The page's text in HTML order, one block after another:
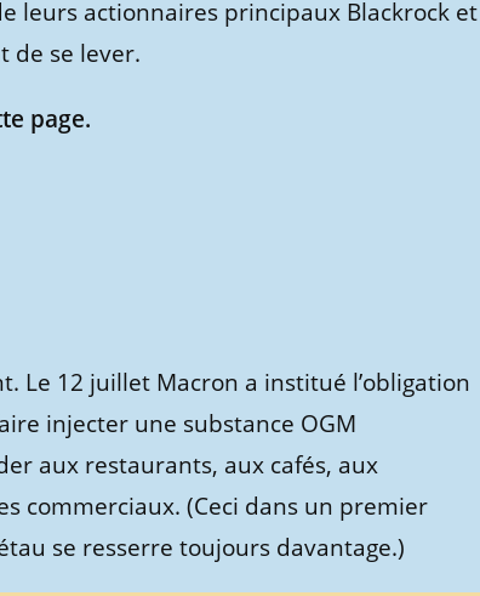
leurs actionnaires principaux Blackrock et
de se lever.
page.
Le 12 juillet Macron a institué l’obligation
injecter une substance OGM
aux restaurants, aux cafés, aux
commerciaux. (Ceci dans un premier
se resserre toujours davantage.)